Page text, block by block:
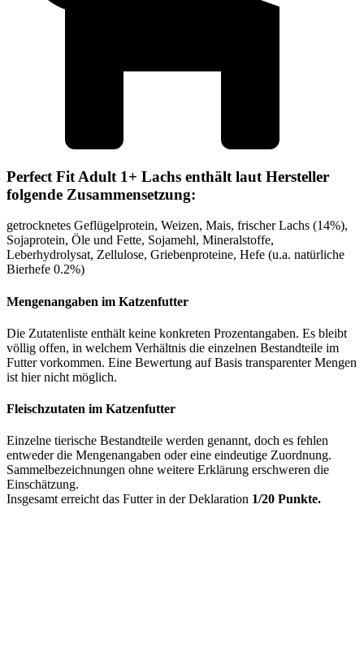
Perfect Fit Adult 1+ Lachs enthält laut Hersteller
folgende Zusammensetzung:
getrocknetes Geflügelprotein, Weizen, Mais, frischer Lachs (14%),
Sojaprotein, Öle und Fette, Sojamehl, Mineralstoffe,
Leberhydrolysat, Zellulose, Griebenproteine, Hefe (u.a. natürliche
Bierhefe 0.2%)
Mengenangaben im Katzenfutter
Die Zutatenliste enthält keine konkreten Prozentangaben. Es bleibt
völlig offen, in welchem Verhältnis die einzelnen Bestandteile im
Futter vorkommen. Eine Bewertung auf Basis transparenter Mengen
ist hier nicht möglich.
Fleischzutaten im Katzenfutter
Einzelne tierische Bestandteile werden genannt, doch es fehlen
entweder die Mengenangaben oder eine eindeutige Zuordnung.
Sammelbezeichnungen ohne weitere Erklärung erschweren die
Einschätzung.
Insgesamt erreicht das Futter in der Deklaration 1/20 Punkte.